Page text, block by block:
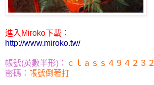
進入Miroko下載：
http://www.miroko.tw/
帳號(英數半形)：
ｃｌａｓｓ４９４２３２
密碼： 帳號倒著打